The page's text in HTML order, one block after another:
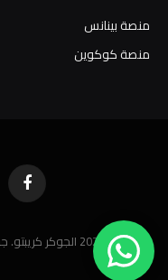
منصة بينانس
منصة كوكوين
© 2026 الجوكر كريبتو. جميع الحقوق محفوظة لموقع